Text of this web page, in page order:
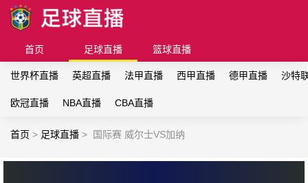
首页 足球直播 篮球直播
世界杯直播 英超直播 法甲直播 西甲直播 德甲直播 沙特
欧冠直播 NBA直播 CBA直播
首页 > 足球直播 > 国际赛 威尔士VS加纳